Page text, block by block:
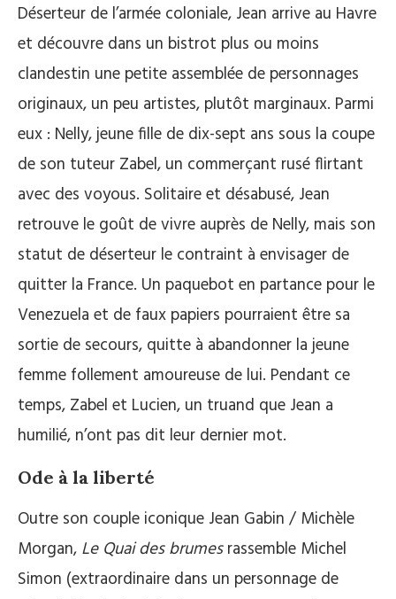
Déserteur de l’armée coloniale, Jean arrive au Havre
et découvre dans un bistrot plus ou moins
clandestin une petite assemblée de personnages
originaux, un peu artistes, plutôt marginaux. Parmi
eux : Nelly, jeune fille de dix-sept ans sous la coupe
de son tuteur Zabel, un commerçant rusé flirtant
avec des voyous. Solitaire et désabusé, Jean
retrouve le goût de vivre auprès de Nelly, mais son
statut de déserteur le contraint à envisager de
quitter la France. Un paquebot en partance pour le
Venezuela et de faux papiers pourraient être sa
sortie de secours, quitte à abandonner la jeune
femme follement amoureuse de lui. Pendant ce
temps, Zabel et Lucien, un truand que Jean a
humilié, n’ont pas dit leur dernier mot.
Ode à la liberté
Outre son couple iconique Jean Gabin / Michèle
Morgan, Le Quai des brumesrassemble Michel
Simon (extraordinaire dans un personnage de